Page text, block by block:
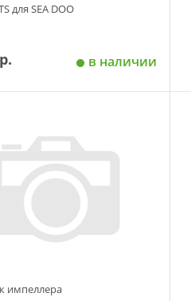
для SEA DOO
в наличии
импеллера